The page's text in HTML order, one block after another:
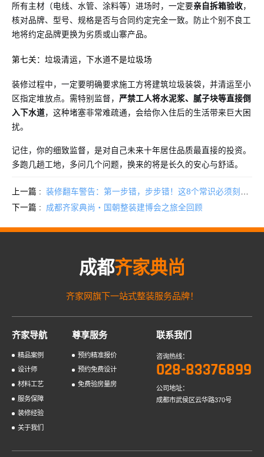
所有主材（电线、水管、涂料等）进场时，一定要亲自拆箱验收，
核对品牌、型号、规格是否与合同约定完全一致。防止个别不良工
地将约定品牌更换为劣质或山寨产品。
第七关：垃圾清运，下水道不是垃圾场
装修过程中，一定要明确要求施工方将建筑垃圾装袋，并清运至小
区指定堆放点。需特别监督， 严禁工人将水泥浆、腻子块等直接倒
入下水道，这种堵塞非常难疏通，会给你入住后的生活带来巨大困
扰。
记住，你的细致监督，是对自己未来十年居住品质最直接的投资。
多跑几趟工地，多问几个问题，换来的将是长久的安心与舒适。
上一篇 : 装修翻车警告：第一步错，步步错！这8个常识必须刻进DNA
下一篇 :
成都齐家典尚・国朝整装建博会之旅全回顾
成都齐家典尚
齐家网旗下一站式整装服务品牌！
齐家导航
精品案例
设计师
材料工艺
服务保障
装修经验
关于我们
尊享服务
预约精准报价
预约免费设计
免费验房量房
联系我们
咨询热线：
028-83376899
公司地址：
成都市武侯区云华路370号